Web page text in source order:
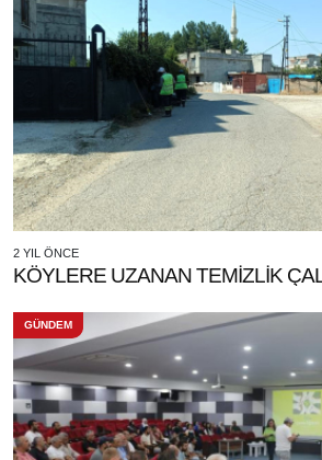
2 YIL ÖNCE
KÖYLERE UZANAN TEMİZLİK
GÜNDEM